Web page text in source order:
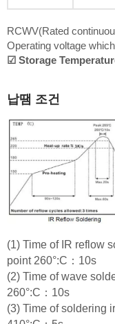
RCWV(Rated
Operating voltage
☑ Storage
납땜 조건
(1) Time of IR reflow
point 260°:C：10s
(2) Time of wave
260°:C：10s
(3) Time of soldering